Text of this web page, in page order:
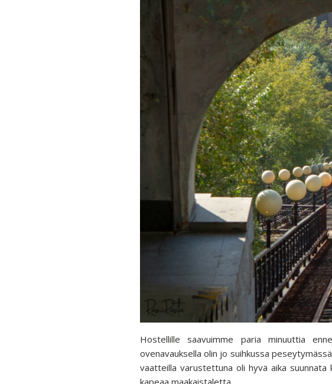
Hostellille saavuimme paria minuuttia
ovenavauksella olin jo suihkussa
vaatteilla varustettuna oli hyvä aika suunnata
kapeaa maakaistaletta.